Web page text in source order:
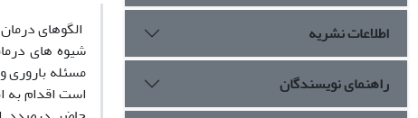
الگوهای
شیوه های
مسئله باروری
است اقدام به
اطلاعات نشریه
راهنمای نویسندگان